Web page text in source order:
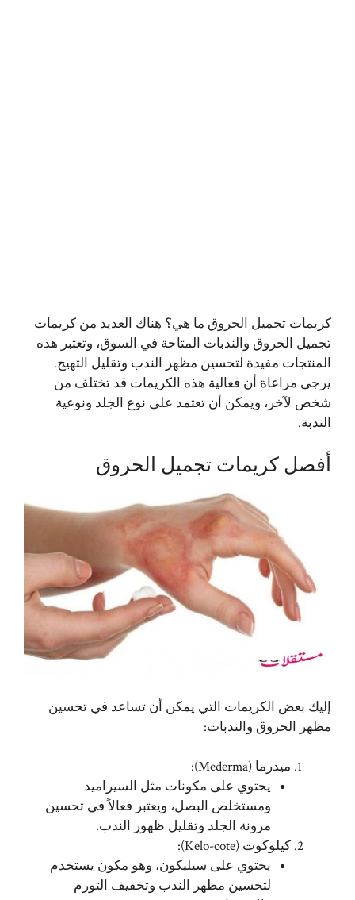
كريمات تجميل الحروق ما هي؟ هناك العديد من كريمات
تجميل الحروق والندبات المتاحة في السوق، وتعتبر هذه
المنتجات مفيدة لتحسين مظهر الندب وتقليل التهيج.
يرجى مراعاة أن فعالية هذه الكريمات قد تختلف من
شخص لآخر، ويمكن أن تعتمد على نوع الجلد ونوعية
الندبة.
أفصل كريمات تجميل الحروق
إليك بعض الكريمات التي يمكن أن تساعد في تحسين
مظهر الحروق والندبات:
ميدرما (Mederma):
يحتوي على مكونات مثل السيراميد
ومستخلص البصل، ويعتبر فعالاً في تحسين
مرونة الجلد وتقليل ظهور الندب.
كيلوكوت (Kelo-cote):
يحتوي على سيليكون، وهو مكون يستخدم
لتحسين مظهر الندب وتخفيف التورم